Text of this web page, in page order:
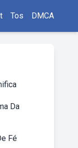
Tos DMCA
Da
Fé